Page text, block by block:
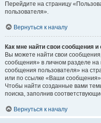
Перейдите на страницу
пользователя».
Вернуться к началу
Как мне найти свои сообщения
Вы можете найти свои
сообщения» в личном разделе на
сообщения пользователя» на
или по ссылке «Ваши
Чтобы найти созданные вами
поиска, заполнив
Вернуться к началу